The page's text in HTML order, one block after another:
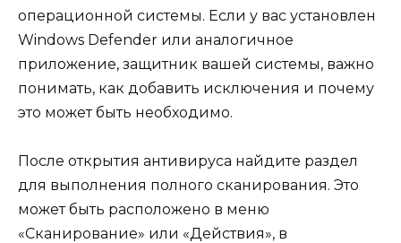
операционной системы. Если у вас установлен
Windows Defender или аналогичное
приложение, защитник вашей системы, важно
понимать, как добавить исключения и почему
это может быть необходимо.
После открытия антивируса найдите раздел
для выполнения полного сканирования. Это
может быть расположено в меню
«Сканирование» или «Действия», в